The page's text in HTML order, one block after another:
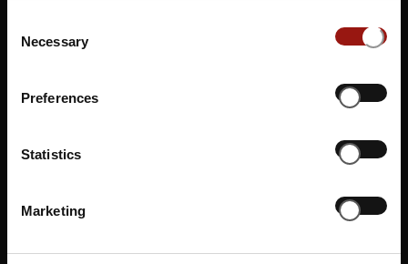
Selection
Necessary
Preferences
Statistics
Marketing
Dann unterstützen Sie unsere Künstler*innen und